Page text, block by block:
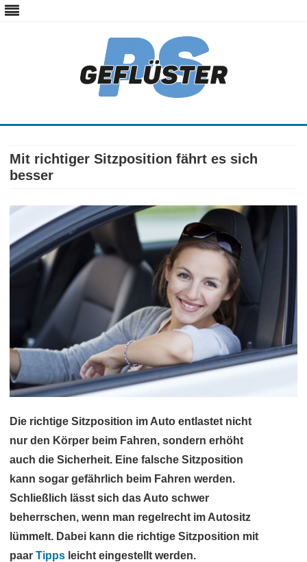
Skip
content
Mit richtiger Sitzposition fährt es sich
besser
Die richtige Sitzposition im Auto entlastet nicht
nur den Körper beim Fahren, sondern erhöht
auch die Sicherheit. Eine falsche Sitzposition
kann sogar gefährlich beim Fahren werden.
Schließlich lässt sich das Auto schwer
beherrschen, wenn man regelrecht im Autositz
lümmelt. Dabei kann die richtige Sitzposition mit
paar Tipps leicht eingestellt werden.